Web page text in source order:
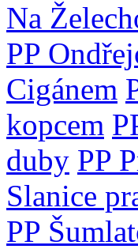
Na
PP
Cigánem
kopcem
duby PP
Slanice
PP